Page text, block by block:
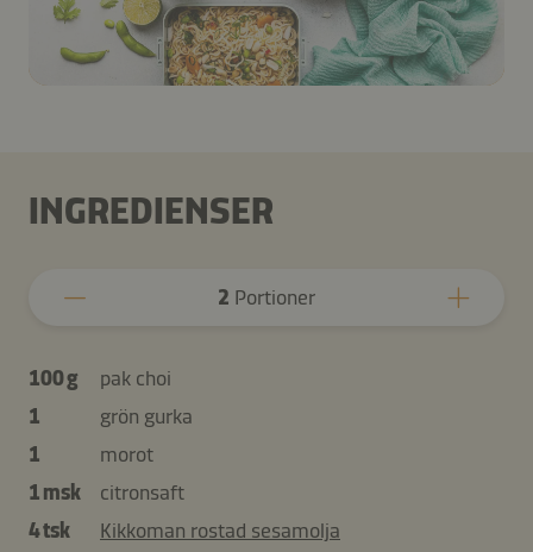
INGREDIENSER
2 Portioner
100 g
pak choi
1
grön gurka
1
morot
1 msk
citronsaft
4 tsk
Kikkoman rostad sesamolja